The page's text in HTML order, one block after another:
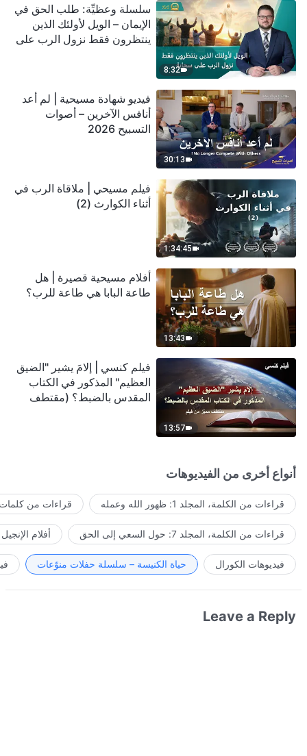
8:32
سلسلة وعظيِّة: طلب الحق في
الإيمان – الويل لأولئك الذين
ينتظرون فقط نزول الرب على
30:13
فيديو شهادة مسيحية | لم أعد
أنافس الآخرين – أصوات
التسبيح 2026
1:34:45
فيلم مسيحي | ملاقاة الرب في
أثناء الكوارث (2)
13:43
أفلام مسيحية قصيرة | هل
طاعة البابا هي طاعة للرب؟
13:57
فيلم كنسي | إلامَ يشير "الضيق
العظيم" المذكور في الكتاب
المقدس بالضبط؟ (مقتطف
أنواع أخرى من الفيديوهات
قراءات من الكلمة، المجلد 1: ظهور الله وعمله قراءات من كلمات
قراءات من الكلمة، المجلد 7: حول السعي إلى الحق أفلام الإنجيل
فيديوهات الكورال حياة الكنيسة – سلسلة حفلات منوّعات
Leave a Reply